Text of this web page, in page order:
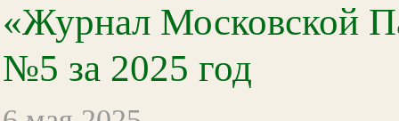
«Журнал Московской
№5 за 2025 год